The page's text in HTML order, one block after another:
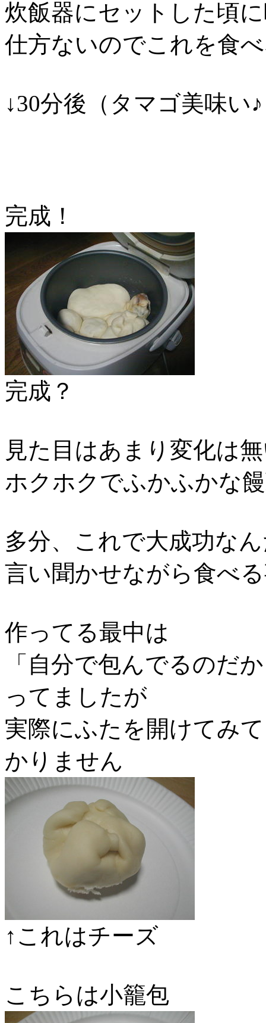
炊飯器にセットした頃
仕方ないのでこれを食
↓30分後（タマゴ美味い
完成！
完成？
見た目はあまり変化は
ホクホクでふかふかな
多分、これで大成功な
言い聞かせながら食べ
作ってる最中は
「自分で包んでるのだ
ってましたが
実際にふたを開けてみ
かりません
↑これはチーズ
こちらは小籠包